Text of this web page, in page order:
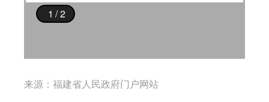
来源：福建省人民政府门户网站